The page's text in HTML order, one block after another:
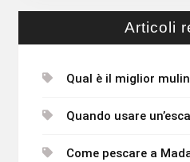
Articoli
Qual è il miglior
Quando usare
Come pescare a